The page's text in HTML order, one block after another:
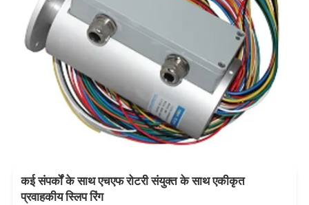
कई संपर्कों के साथ एचएफ रोटरी संयुक्त के साथ एकीकृत
प्रवाहकीय स्लिप रिंग